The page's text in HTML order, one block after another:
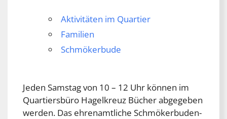
Aktivitäten im Quartier
Familien
Schmökerbude
Jeden Samstag von 10 – 12 Uhr können im
Quartiersbüro Hagelkreuz Bücher abgegeben
werden. Das ehrenamtliche Schmökerbuden-